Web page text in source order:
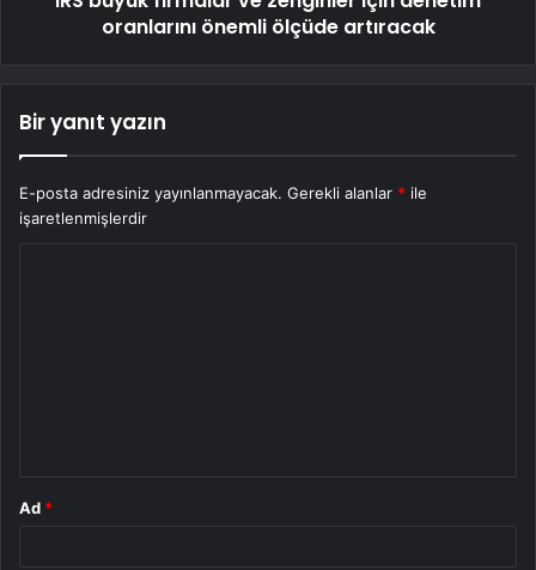
oranlarını önemli ölçüde artıracak
Bir yanıt yazın
E-posta adresiniz yayınlanmayacak. Gerekli alanlar * ile
işaretlenmişlerdir
Ad *